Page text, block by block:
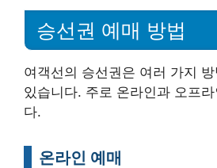
승선권 예매 방법
여객선의 승선권은 여러 가지
있습니다. 주로 온라인과 오프
다.
온라인 예매